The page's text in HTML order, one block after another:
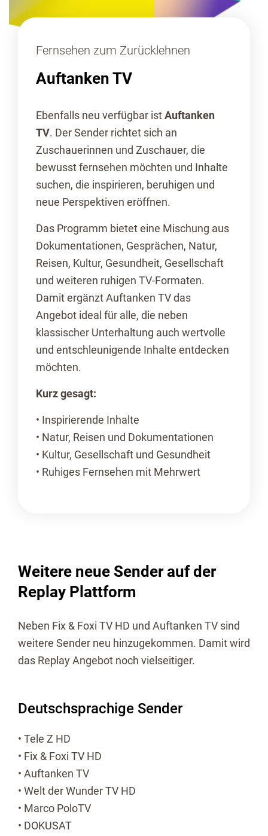
Fernsehen zum Zurücklehnen
Auftanken TV
Ebenfalls neu verfügbar istAuftanken
TV. Der Sender richtet sich an
Zuschauerinnen und Zuschauer, die
bewusst fernsehen möchten und Inhalte
suchen, die inspirieren, beruhigen und
neue Perspektiven eröffnen.
Das Programm bietet eine Mischung aus
Dokumentationen, Gesprächen, Natur,
Reisen, Kultur, Gesundheit, Gesellschaft
und weiteren ruhigen TV-Formaten.
Damit ergänzt Auftanken TV das
Angebot ideal für alle, die neben
klassischer Unterhaltung auch wertvolle
und entschleunigende Inhalte entdecken
möchten.
Kurz gesagt:
• Inspirierende Inhalte
• Natur, Reisen und Dokumentationen
• Kultur, Gesellschaft und Gesundheit
• Ruhiges Fernsehen mit Mehrwert
Weitere neue Sender auf der
Replay Plattform
Neben Fix & Foxi TV HD und Auftanken TV sind
weitere Sender neu hinzugekommen. Damit wird
das Replay Angebot noch vielseitiger.
Deutschsprachige Sender
• Tele Z HD
• Fix & Foxi TV HD
• Auftanken TV
• Welt der Wunder TV HD
• Marco PoloTV
• DOKUSAT